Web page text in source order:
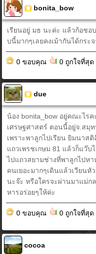
bonita_bow
เรียนอยู่ มธ นะค่ะ แล้วก้อชอ
บนี้มากๆเลยคงเม้ากันได้กระ
0 ขอบคุณ 0 ถูกใจที่สุด
due
น้อง bonita_bow อยู่คณะไร
เศรษฐศาสตร์ ตอนนี้อยู่จ.สมุ
เพราะพาลูกไปเรียน ยิมนาส
แถวเพรชเกษม 81 แล้วก็แว๊บ
ไปแถวสยามช่างที่พาลูกไปห
คนเยอะมากๆเดินแล้วเวียนหั
นะจ๊ะ หรือใครจะผ่านมาแม่ก
หารอร่อยๆให้ค่ะ
0 ขอบคุณ 0 ถูกใจที่สุด
cocoa